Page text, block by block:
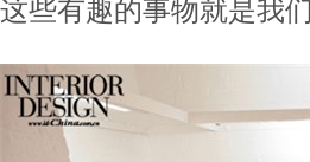
这些有趣的事物就是我